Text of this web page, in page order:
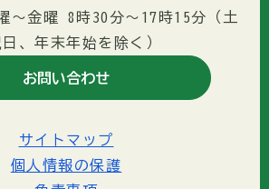
～金曜 8時30分〜17時15分（土
日、年末年始を除く）
お問い合わせ
サイトマップ
個人情報の保護